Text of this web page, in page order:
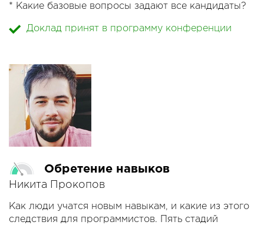
* Какие базовые вопросы задают все кандидаты?
* А стоит ли рассказать все плохое?
Доклад принят в программу конференции
Обретение навыков
Никита Прокопов
Как люди учатся новым навыкам, и какие из этого
следствия для программистов. Пять стадий